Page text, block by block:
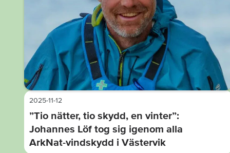
2025-11-12
”Tio nätter, tio skydd, en vinter”:
Johannes Löf tog sig igenom alla
ArkNat-vindskydd i Västervik